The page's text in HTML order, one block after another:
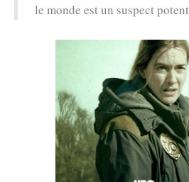
le monde est un suspect